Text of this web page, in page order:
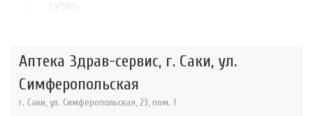
Аптека Здрав-сервис, г. Саки, ул.
Симферопольская
г. Саки, ул. Симферопольская, 23, пом. 1